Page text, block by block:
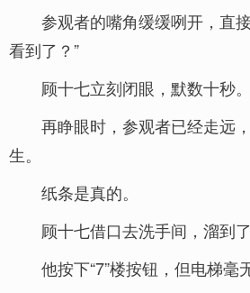
参观者的嘴角缓缓咧开，直
看到了？”
顾十七立刻闭眼，默数十秒。
再睁眼时，参观者已经走远
生。
纸条是真的。
顾十七借口去洗手间，溜到了
他按下“7”楼按钮，但电梯毫